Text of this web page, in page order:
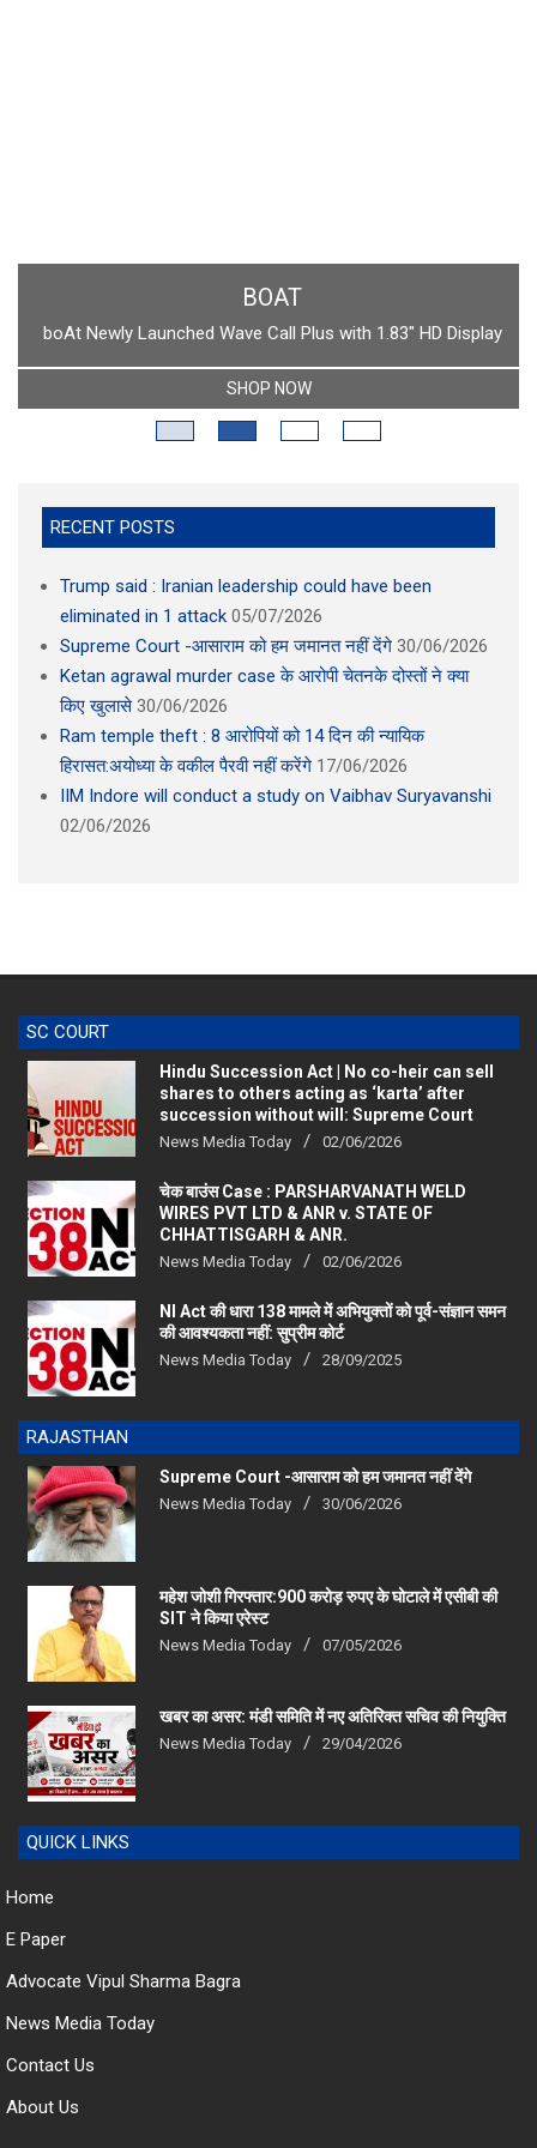
BOAT
boAt Newly Launched Wave Call Plus with 1.83" HD Display
SHOP NOW
RECENT POSTS
Trump said : Iranian leadership could have been
eliminated in 1 attack 05/07/2026
Supreme Court -आसाराम को हम जमानत नहीं देंगे 30/06/2026
Ketan agrawal murder case के आरोपी चेतनके दोस्तों ने क्या
किए खुलासे 30/06/2026
Ram temple theft : 8 आरोपियों को 14 दिन की न्यायिक
हिरासत:अयोध्या के वकील पैरवी नहीं करेंगे 17/06/2026
IIM Indore will conduct a study on Vaibhav Suryavanshi
02/06/2026
SC COURT
Hindu Succession Act | No co-heir can sell
shares to others acting as ‘karta’ after
succession without will: Supreme Court
News Media Today 02/06/2026
चेक बाउंस Case : PARSHARVANATH WELD
WIRES PVT LTD & ANR v. STATE OF
CHHATTISGARH & ANR.
News Media Today 02/06/2026
NI Act की धारा 138 मामले में अभियुक्तों को पूर्व-संज्ञान समन
की आवश्यकता नहीं: सुप्रीम कोर्ट
News Media Today 28/09/2025
RAJASTHAN
Supreme Court -आसाराम को हम जमानत नहीं देंगे
News Media Today 30/06/2026
महेश जोशी गिरफ्तार:900 करोड़ रुपए के घोटाले में एसीबी की
SIT ने किया एरेस्‍ट
News Media Today 07/05/2026
खबर का असर: मंडी समिति में नए अतिरिक्त सचिव की नियुक्ति
News Media Today 29/04/2026
QUICK LINKS
Home
E Paper
Advocate Vipul Sharma Bagra
News Media Today
Contact Us
About Us